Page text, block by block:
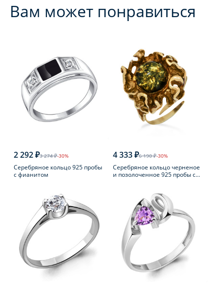
Вам может понравиться
2 292 ₽3 274 ₽-30%
Серебряное кольцо 925 пробы
с фианитом
4 333 ₽6 190 ₽-30%
Серебряное кольцо черненое
и позолоченное 925 пробы с